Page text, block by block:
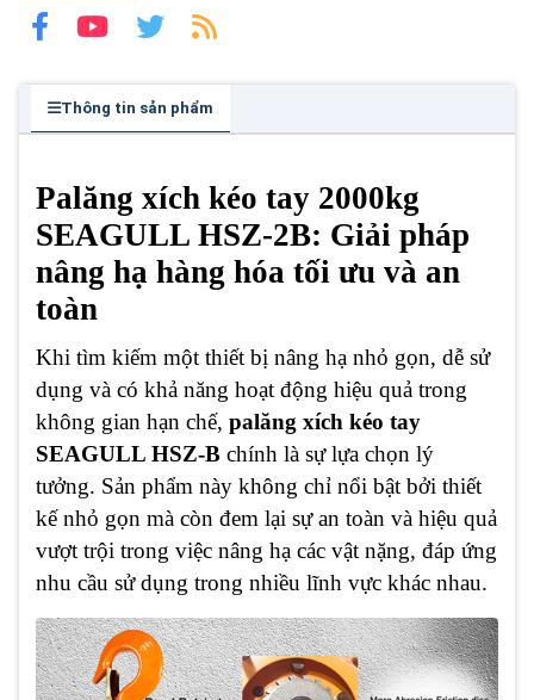
Thông tin sản phẩm
Palăng xích kéo tay 2000kg
SEAGULL HSZ-2B: Giải pháp
nâng hạ hàng hóa tối ưu và an
toàn
Khi tìm kiếm một thiết bị nâng hạ nhỏ gọn, dễ sử
dụng và có khả năng hoạt động hiệu quả trong
không gian hạn chế, palăng xích kéo tay
SEAGULL HSZ-B chính là sự lựa chọn lý
tưởng. Sản phẩm này không chỉ nổi bật bởi thiết
kế nhỏ gọn mà còn đem lại sự an toàn và hiệu quả
vượt trội trong việc nâng hạ các vật nặng, đáp ứng
nhu cầu sử dụng trong nhiều lĩnh vực khác nhau.